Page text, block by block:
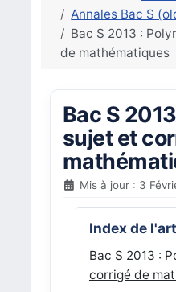
Annales Bac S
Bac S 2013 :
de mathématiques
Bac S
sujet et
Mis à jour : 3
Index de
Bac S 2013 :
corrigé de